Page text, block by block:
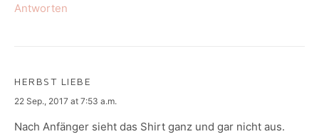
Antworten
HERBST LIEBE
says:
22 Sep., 2017 at 7:53 a.m.
Nach Anfänger sieht das Shirt ganz und gar nicht aus.